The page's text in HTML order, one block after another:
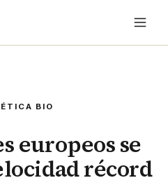
BIO
europeos se
récord